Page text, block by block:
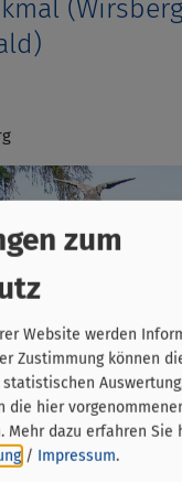
zum
Website werden
Zustimmung können
statistischen
die hier
Mehr dazu erfahren Sie
/ Impressum.